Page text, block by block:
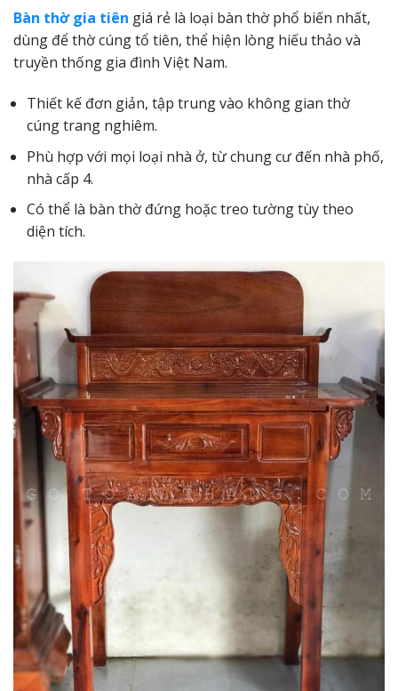
Bàn thờ gia tiên giá rẻ là loại bàn thờ phổ biến nhất,
dùng để thờ cúng tổ tiên, thể hiện lòng hiếu thảo và
truyền thống gia đình Việt Nam.
Thiết kế đơn giản, tập trung vào không gian thờ
cúng trang nghiêm.
Phù hợp với mọi loại nhà ở, từ chung cư đến nhà phố,
nhà cấp 4.
Có thể là bàn thờ đứng hoặc treo tường tùy theo
diện tích.